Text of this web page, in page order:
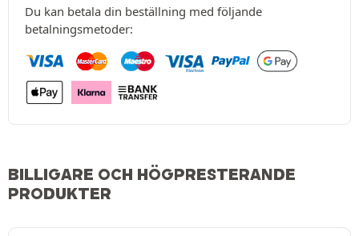
Du kan betala din beställning med följande
betalningsmetoder:
BILLIGARE OCH HÖGPRESTERANDE
PRODUKTER